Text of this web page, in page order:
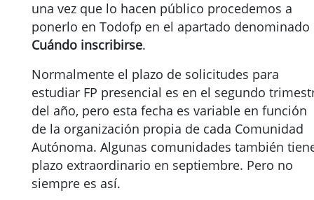
una vez que lo hacen público procedemos a
ponerlo en Todofp en el apartado denominado
Cuándo inscribirse.
Normalmente el plazo de solicitudes para
estudiar FP presencial es en el segundo
del año, pero esta fecha es variable en función
de la organización propia de cada Comunidad
Autónoma. Algunas comunidades también
plazo extraordinario en septiembre. Pero no
siempre es así.